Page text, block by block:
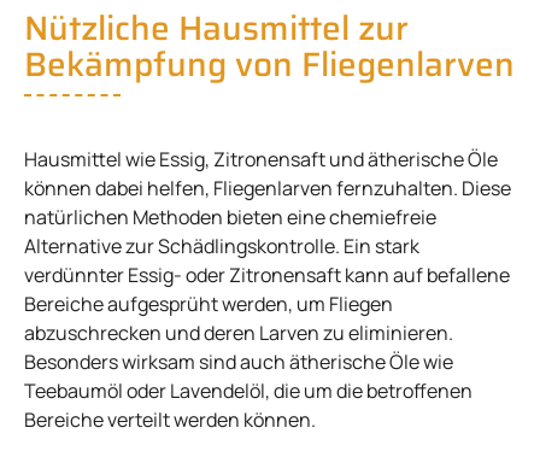
Nützliche Hausmittel zur
Bekämpfung von Fliegenlarven
Hausmittel wie Essig, Zitronensaft und ätherische Öle
können dabei helfen, Fliegenlarven fernzuhalten. Diese
natürlichen Methoden bieten eine chemiefreie
Alternative zur Schädlingskontrolle. Ein stark
verdünnter Essig- oder Zitronensaft kann auf befallene
Bereiche aufgesprüht werden, um Fliegen
abzuschrecken und deren Larven zu eliminieren.
Besonders wirksam sind auch ätherische Öle wie
Teebaumöl oder Lavendelöl, die um die betroffenen
Bereiche verteilt werden können.